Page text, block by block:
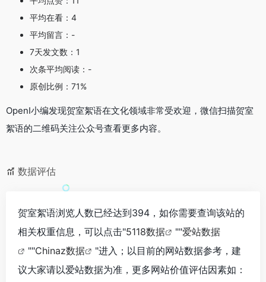
平均在看：4
平均留言：-
7天发文数：1
次条平均阅读：-
原创比例：71%
OpenI小编发现贺室絮语在文化领域非常受欢迎，微信扫描贺室
絮语的二维码关注公众号查看更多内容。
数据评估
贺室絮语浏览人数已经达到394，如你需要查询该站的
相关权重信息，可以点击"5118数据 ""爱站数据
""Chinaz数据
"进入；以目前的网站数据参考，建
议大家请以爱站数据为准，更多网站价值评估因素如：